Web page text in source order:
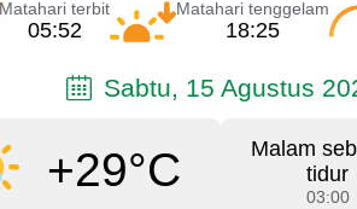
Matahari terbit
05:52
Matahari tenggelam
18:25
Sabtu, 15 Agustus
+29°C
Malam
tidur
03:00